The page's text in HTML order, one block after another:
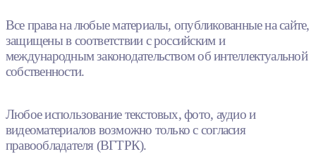
Все права на любые материалы, опубликованные на сайте,
защищены в соответствии с российским и
международным законодательством об интеллектуальной
собственности.
Любое использование текстовых, фото, аудио и
видеоматериалов возможно только с согласия
правообладателя (ВГТРК).